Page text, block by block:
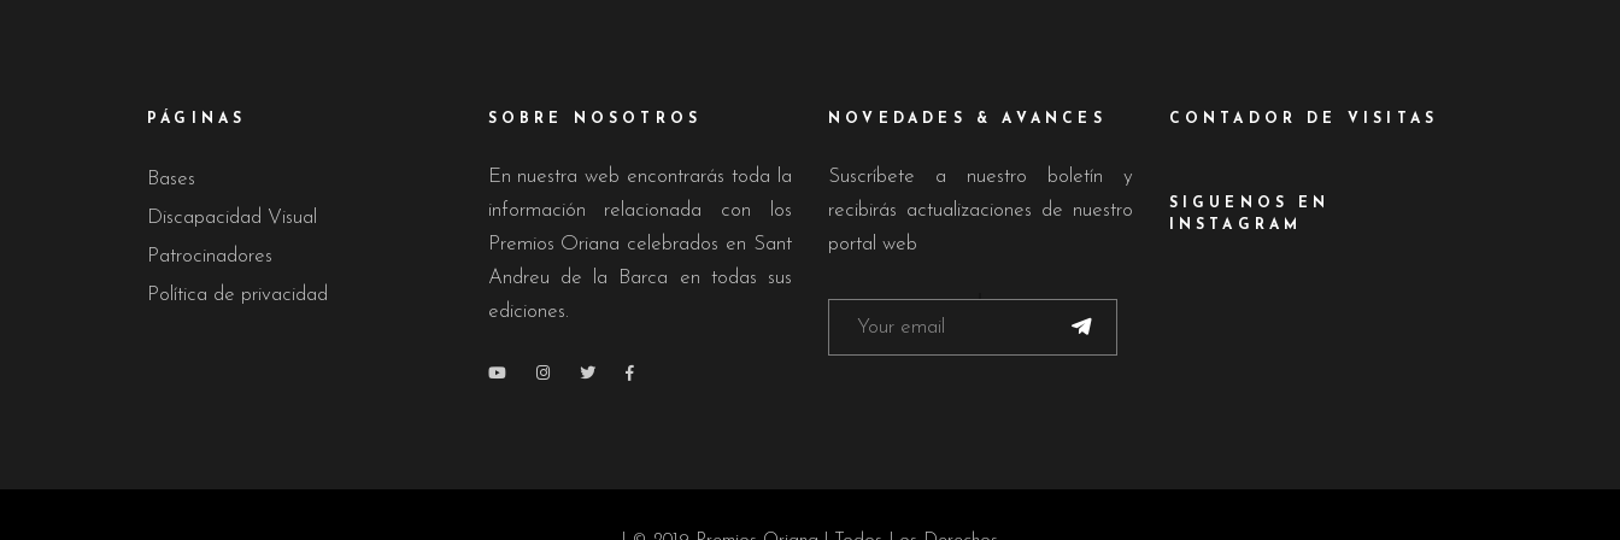
PÁGINAS
Bases
Discapacidad Visual
Patrocinadores
Política de privacidad
SOBRE NOSOTROS
En nuestra web encontrarás toda la
información relacionada con los
Premios Oriana celebrados en Sant
Andreu de la Barca en todas sus
ediciones.
NOVEDADES & AVANCES
Suscríbete a nuestro boletín y
recibirás actualizaciones de nuestro
portal web
CONTADOR DE VISITAS
SIGUENOS EN
INSTAGRAM